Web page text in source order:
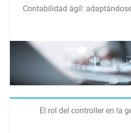
Contabilidad ágil:
El rol del controller en la